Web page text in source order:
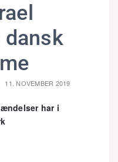
11. NOVEMBER 2019
har i